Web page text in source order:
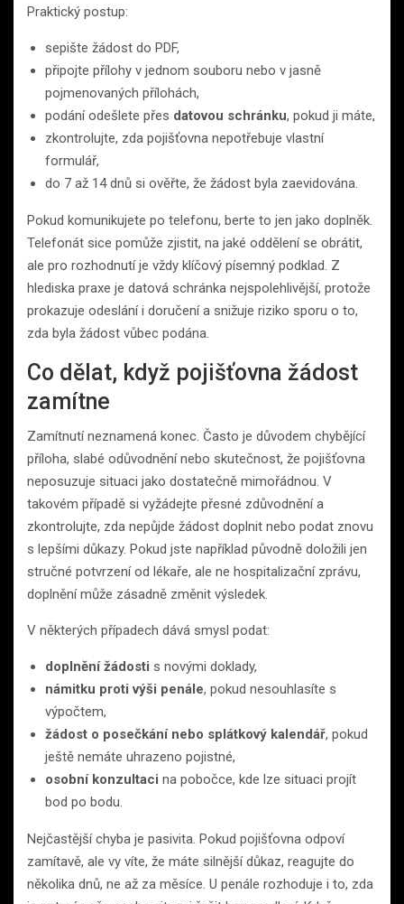
Praktický postup:
sepište žádost do PDF,
připojte přílohy v jednom souboru nebo v jasně
pojmenovaných přílohách,
podání odešlete přes datovou schránku, pokud ji máte,
zkontrolujte, zda pojišťovna nepotřebuje vlastní
formulář,
do 7 až 14 dnů si ověřte, že žádost byla zaevidována.
Pokud komunikujete po telefonu, berte to jen jako doplněk.
Telefonát sice pomůže zjistit, na jaké oddělení se obrátit,
ale pro rozhodnutí je vždy klíčový písemný podklad. Z
hlediska praxe je datová schránka nejspolehlivější, protože
prokazuje odeslání i doručení a snižuje riziko sporu o to,
zda byla žádost vůbec podána.
Co dělat, když pojišťovna žádost
zamítne
Zamítnutí neznamená konec. Často je důvodem chybějící
příloha, slabé odůvodnění nebo skutečnost, že pojišťovna
neposuzuje situaci jako dostatečně mimořádnou. V
takovém případě si vyžádejte přesné zdůvodnění a
zkontrolujte, zda nepůjde žádost doplnit nebo podat znovu
s lepšími důkazy. Pokud jste například původně doložili jen
stručné potvrzení od lékaře, ale ne hospitalizační zprávu,
doplnění může zásadně změnit výsledek.
V některých případech dává smysl podat:
doplnění žádosti s novými doklady,
námitku proti výši penále, pokud nesouhlasíte s
výpočtem,
žádost o posečkání nebo splátkový kalendář, pokud
ještě nemáte uhrazeno pojistné,
osobní konzultaci na pobočce, kde lze situaci projít
bod po bodu.
Nejčastější chyba je pasivita. Pokud pojišťovna odpoví
zamítavě, ale vy víte, že máte silnější důkaz, reagujte do
několika dnů, ne až za měsíce. U penále rozhoduje i to, zda